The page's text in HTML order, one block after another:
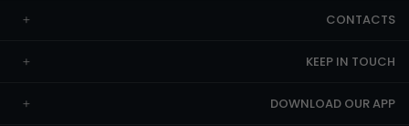
CONTACTS
KEEP IN TOUCH
DOWNLOAD OUR APP